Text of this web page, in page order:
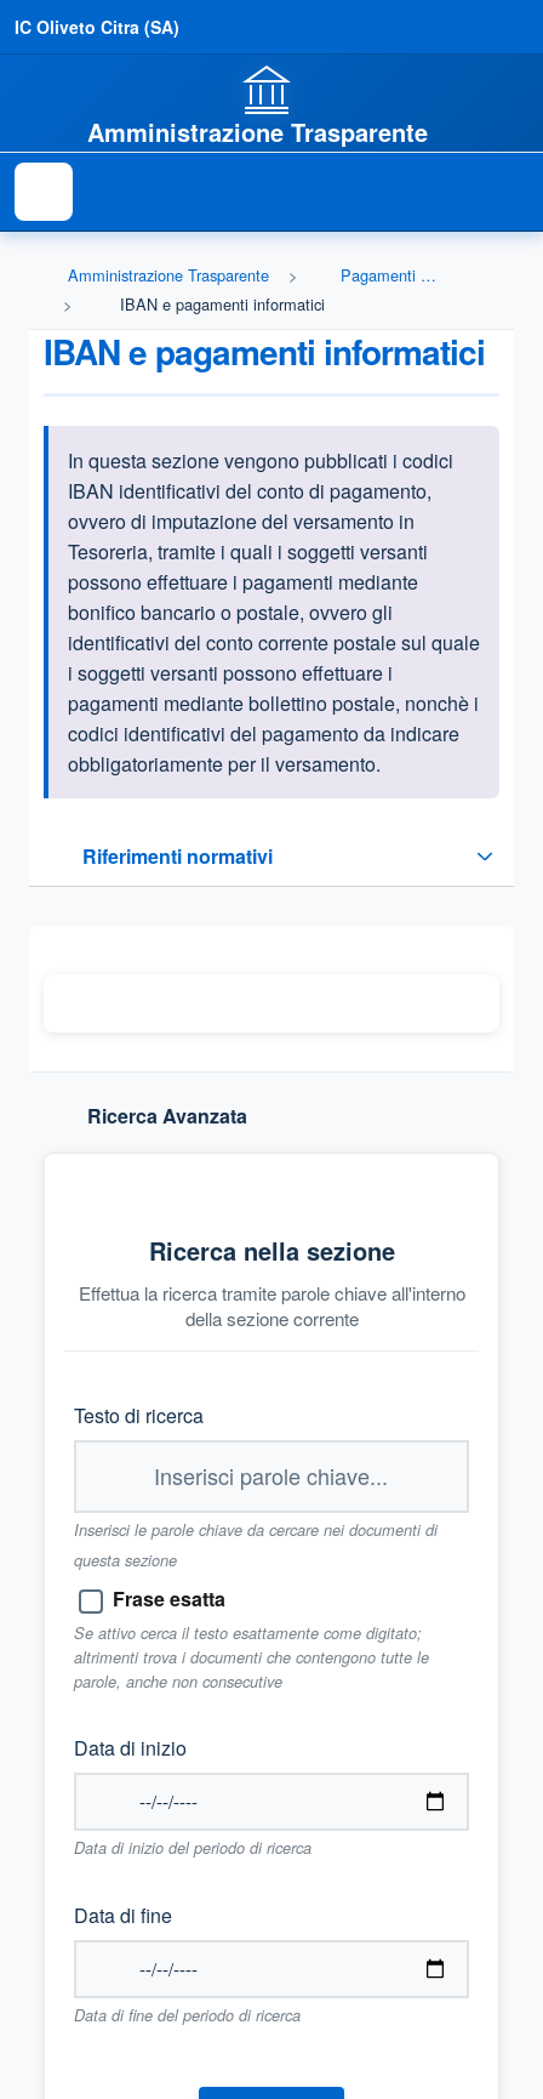
IC Oliveto Citra (SA)
Amministrazione Trasparente
Amministrazione Trasparente
Pagamenti dell'amministrazione
IBAN e pagamenti informatici
IBAN e pagamenti informatici
Informazioni introduttive
In questa sezione vengono pubblicati i codici
IBAN identificativi del conto di pagamento,
ovvero di imputazione del versamento in
Tesoreria, tramite i quali i soggetti versanti
possono effettuare i pagamenti mediante
bonifico bancario o postale, ovvero gli
identificativi del conto corrente postale sul quale
i soggetti versanti possono effettuare i
pagamenti mediante bollettino postale, nonchè i
codici identificativi del pagamento da indicare
obbligatoriamente per il versamento.
Riferimenti normativi
Sezione compressa
Ricerca Avanzata
Ricerca nella sezione
Effettua la ricerca tramite parole chiave all'interno
della sezione corrente
Testo di ricerca
Inserisci le parole chiave da cercare nei documenti di
questa sezione
Frase esatta
Se attivo cerca il testo esattamente come digitato;
altrimenti trova i documenti che contengono tutte le
parole, anche non consecutive
Data di inizio
Data di inizio del periodo di ricerca
Data di fine
Data di fine del periodo di ricerca